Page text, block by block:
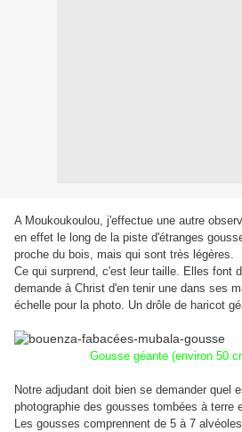
A Moukoukoulou, j'effectue une autre
en effet le long de la piste d'étranges
proche du bois, mais qui sont très légères.
Ce qui surprend, c'est leur taille. Elles font
demande à Christ d'en tenir une dans ses
échelle pour la photo. Un drôle de haricot
Gousse géante (environ 50
Notre adjudant doit bien se demander quel
photographie des gousses tombées à terre
Les gousses comprennent de 5 à 7